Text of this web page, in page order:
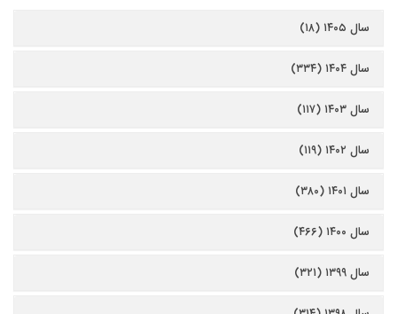
سال ۱۴۰۵ (۱۸)
سال ۱۴۰۴ (۳۳۴)
سال ۱۴۰۳ (۱۱۷)
سال ۱۴۰۲ (۱۱۹)
سال ۱۴۰۱ (۳۸۰)
سال ۱۴۰۰ (۴۶۶)
سال ۱۳۹۹ (۳۲۱)